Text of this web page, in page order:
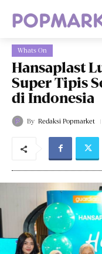
Whats On
Hansaplast
Super Tipis
di Indonesia
By Redaksi Popmarket